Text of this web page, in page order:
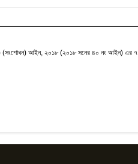
(সংশোধন) আইন, ২০১৮ (২০১৮ সনের ৪০ নং আইন) এর ৭